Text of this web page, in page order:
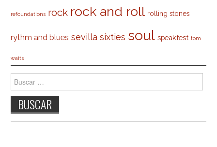
refoundations rock rock and roll rolling stones
rythm and blues sevilla sixties soul speakfest tom
waits
Buscar: